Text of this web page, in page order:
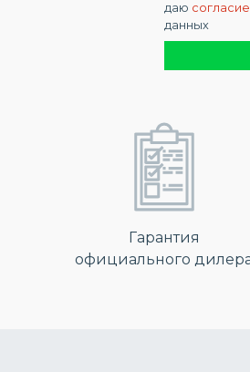
даю согласие
данных
Гарантия
официального